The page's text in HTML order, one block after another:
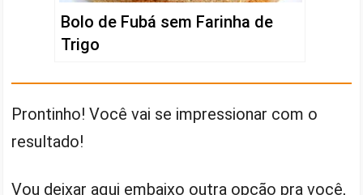
Bolo de Fubá sem Farinha de
Trigo
Prontinho! Você vai se impressionar com o
resultado!
Vou deixar aqui embaixo outra opção pra você,